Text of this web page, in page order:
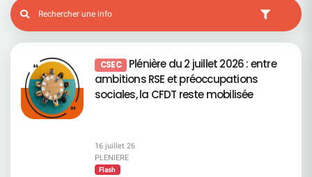
CSEC Plénière du 2 juillet 2026 : entre
ambitions RSE et préoccupations
sociales, la CFDT reste mobilisée
16 juillet 26
PLENIERE
Flash